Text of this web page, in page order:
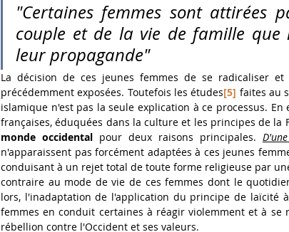
"Certaines femmes sont attirées
couple et de la vie de famille que
leur propagande"
La décision de ces jeunes femmes de se radicaliser
précédemment exposées. Toutefois les études[5] faites au
islamique n'est pas la seule explication à ce processus.
françaises, éduquées dans la culture et les principes de la
monde occidental pour deux raisons principales.
n'apparaissent pas forcément adaptées à ces jeunes
conduisant à un rejet total de toute forme religieuse par
contraire au mode de vie de ces femmes dont le
lors, l'inadaptation de l'application du principe de laïcité
femmes en conduit certaines à réagir violemment et à
rébellion contre l'Occident et ses valeurs.